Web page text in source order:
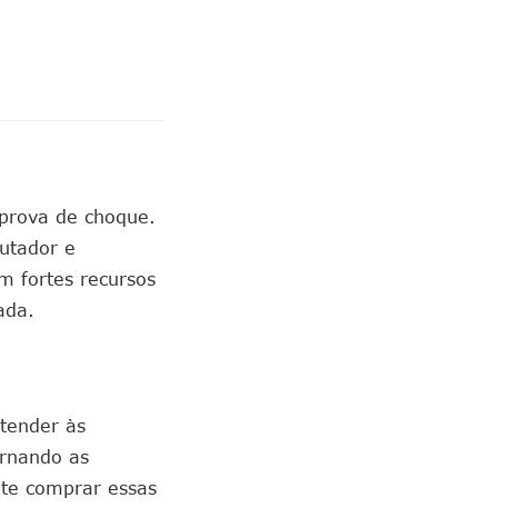
de choque.
e
fortes recursos
às
as
comprar essas